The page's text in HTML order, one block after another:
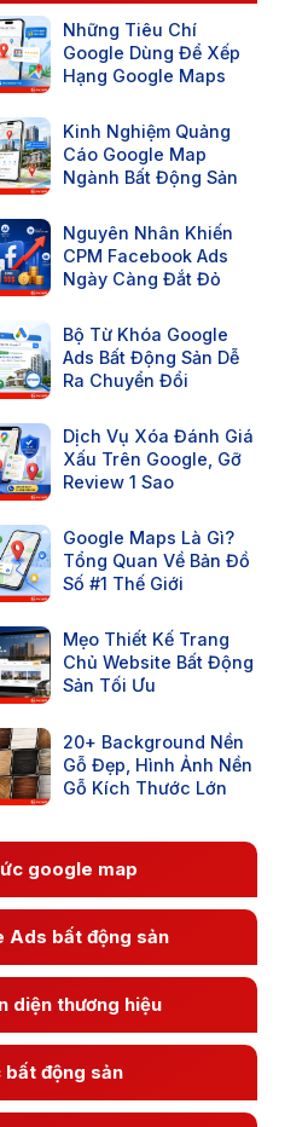
Những Tiêu Chí
Google Dùng Để Xếp
Hạng Google Maps
Kinh Nghiệm Quảng
Cáo Google Map
Ngành Bất Động Sản
Nguyên Nhân Khiến
CPM Facebook Ads
Ngày Càng Đắt Đỏ
Bộ Từ Khóa Google
Ads Bất Động Sản Dễ
Ra Chuyển Đổi
Dịch Vụ Xóa Đánh Giá
Xấu Trên Google, Gỡ
Review 1 Sao
Google Maps Là Gì?
Tổng Quan Về Bản Đồ
Số #1 Thế Giới
Mẹo Thiết Kế Trang
Chủ Website Bất Động
Sản Tối Ưu
20+ Background Nền
Gỗ Đẹp, Hình Ảnh Nền
Gỗ Kích Thước Lớn
google map
Ads bất động sản
diện thương hiệu
bất động sản